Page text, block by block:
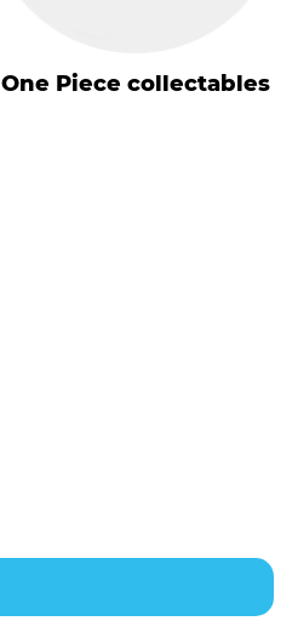
One Piece collectables